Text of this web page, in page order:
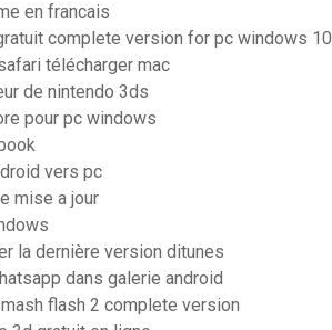
en francais
complete version for pc windows 10
télécharger mac
de nintendo 3ds
pour pc windows
vers pc
mise a jour
la dernière version ditunes
dans galerie android
flash 2 complete version